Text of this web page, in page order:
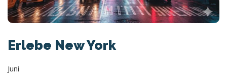
Erlebe New York
Juni